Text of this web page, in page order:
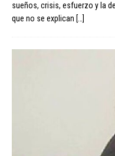
sueños, crisis, esfuerzo y la
que no se explican […]